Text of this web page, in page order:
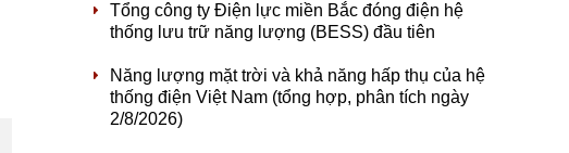
Tổng công ty Điện lực miền Bắc đóng điện hệ
thống lưu trữ năng lượng (BESS) đầu tiên
Năng lượng mặt trời và khả năng hấp thụ của hệ
thống điện Việt Nam (tổng hợp, phân tích ngày
2/8/2026)